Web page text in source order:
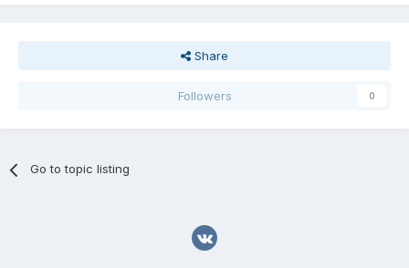
Share
Followers 0
Go to topic listing